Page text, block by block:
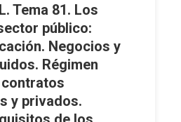
Tema 81. Los
público:
Negocios y
Régimen
y privados.